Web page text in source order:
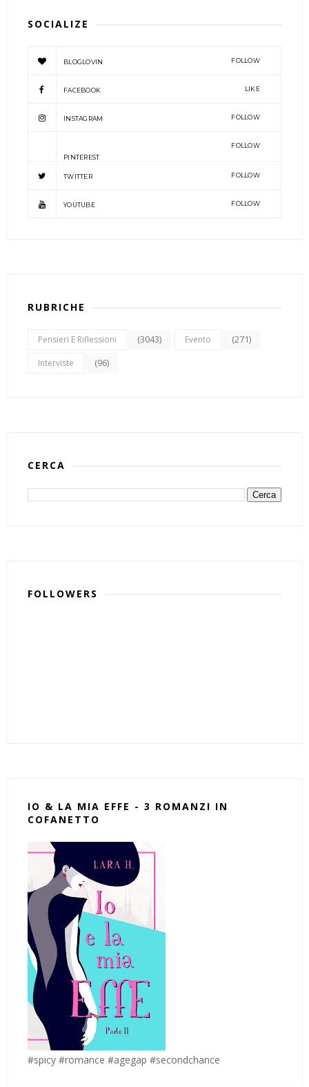
SOCIALIZE
BLOGLOVIN FOLLOW
FACEBOOK LIKE
INSTAGRAM FOLLOW
PINTEREST
FOLLOW
TWITTER FOLLOW
YOUTUBE FOLLOW
RUBRICHE
Pensieri E Riflessioni (3043) Evento (271)
Interviste (96)
CERCA
FOLLOWERS
IO & LA MIA EFFE - 3 ROMANZI IN
COFANETTO
#spicy #romance #agegap #secondchance